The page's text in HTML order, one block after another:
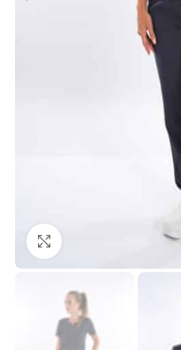
Büyütmek için tıklayın